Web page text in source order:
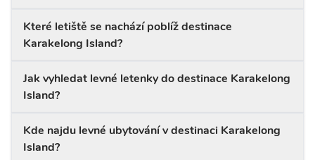
Které letiště se nachází poblíž destinace
Karakelong Island?
Jak vyhledat levné letenky do destinace Karakelong
Island?
Kde najdu levné ubytování v destinaci Karakelong
Island?